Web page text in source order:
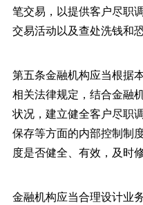
笔交易，以提供客户尽职
交易活动以及查处洗钱和
第五条金融机构应当根据
相关法律规定，结合金融
状况，建立健全客户尽职
保存等方面的内部控制制
度是否健全、有效，及时
金融机构应当合理设计业